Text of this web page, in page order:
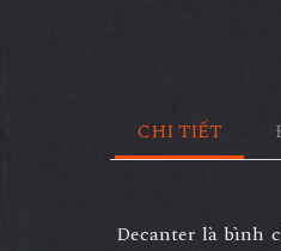
CHI TIẾT
Decanter là bình